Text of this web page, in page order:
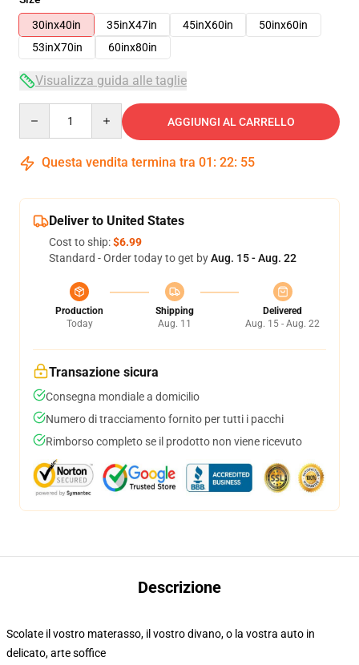
30inx40in
35inX47in 45inX60in
50inx60in
53inX70in
60inx80in
Visualizza guida alle taglie
AGGIUNGI AL CARRELLO
Questa vendita termina tra 01 : 22: 54
Deliver to United States
Cost to ship:$6.99
Standard - Order today to get byAug. 15 - Aug. 22
Production
Today
Shipping
Aug. 11
Delivered
Aug. 15 - Aug. 22
Transazione sicura
Consegna mondiale a domicilio
Numero di tracciamento fornito per tutti i pacchi
Rimborso completo se il prodotto non viene ricevuto
Descrizione
Scolate il vostro materasso, il vostro divano, o la vostra auto in
delicato, arte soffice